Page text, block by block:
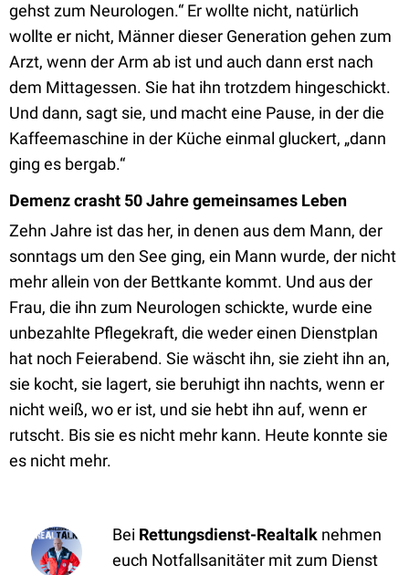
gehst zum Neurologen.“ Er wollte nicht, natürlich
wollte er nicht, Männer dieser Generation gehen zum
Arzt, wenn der Arm ab ist und auch dann erst nach
dem Mittagessen. Sie hat ihn trotzdem hingeschickt.
Und dann, sagt sie, und macht eine Pause, in der die
Kaffeemaschine in der Küche einmal gluckert, „dann
ging es bergab.“
Demenz crasht 50 Jahre gemeinsames Leben
Zehn Jahre ist das her, in denen aus dem Mann, der
sonntags um den See ging, ein Mann wurde, der nicht
mehr allein von der Bettkante kommt. Und aus der
Frau, die ihn zum Neurologen schickte, wurde eine
unbezahlte Pflegekraft, die weder einen Dienstplan
hat noch Feierabend. Sie wäscht ihn, sie zieht ihn an,
sie kocht, sie lagert, sie beruhigt ihn nachts, wenn er
nicht weiß, wo er ist, und sie hebt ihn auf, wenn er
rutscht. Bis sie es nicht mehr kann. Heute konnte sie
es nicht mehr.
Bei Rettungsdienst-Realtalk nehmen
euch Notfallsanitäter mit zum Dienst